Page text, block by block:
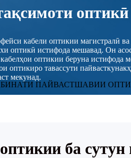
оптикӣ
кабели оптикии магистралӣ
оптикӣ истифода мешавад. Он
оптикии беруна истифода
оптикиро тавассути
мекунад.
ба сутун